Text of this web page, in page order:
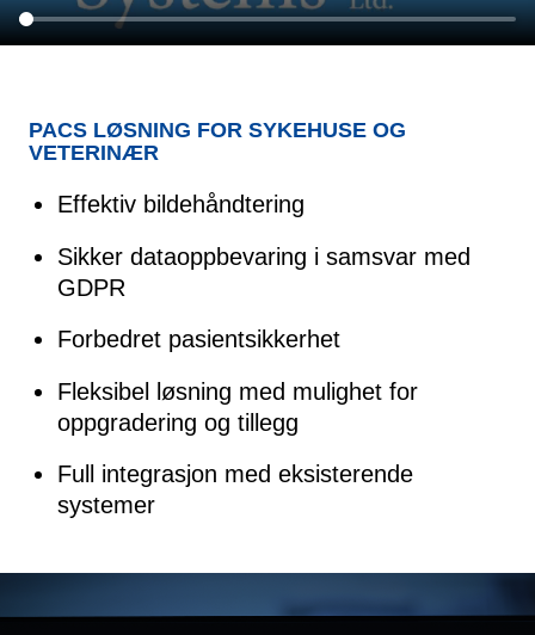
PACS LØSNING FOR SYKEHUSE OG
VETERINÆR
Effektiv bildehåndtering
Sikker dataoppbevaring i samsvar med
GDPR
Forbedret pasientsikkerhet
Fleksibel løsning med mulighet for
oppgradering og tillegg
Full integrasjon med eksisterende
systemer